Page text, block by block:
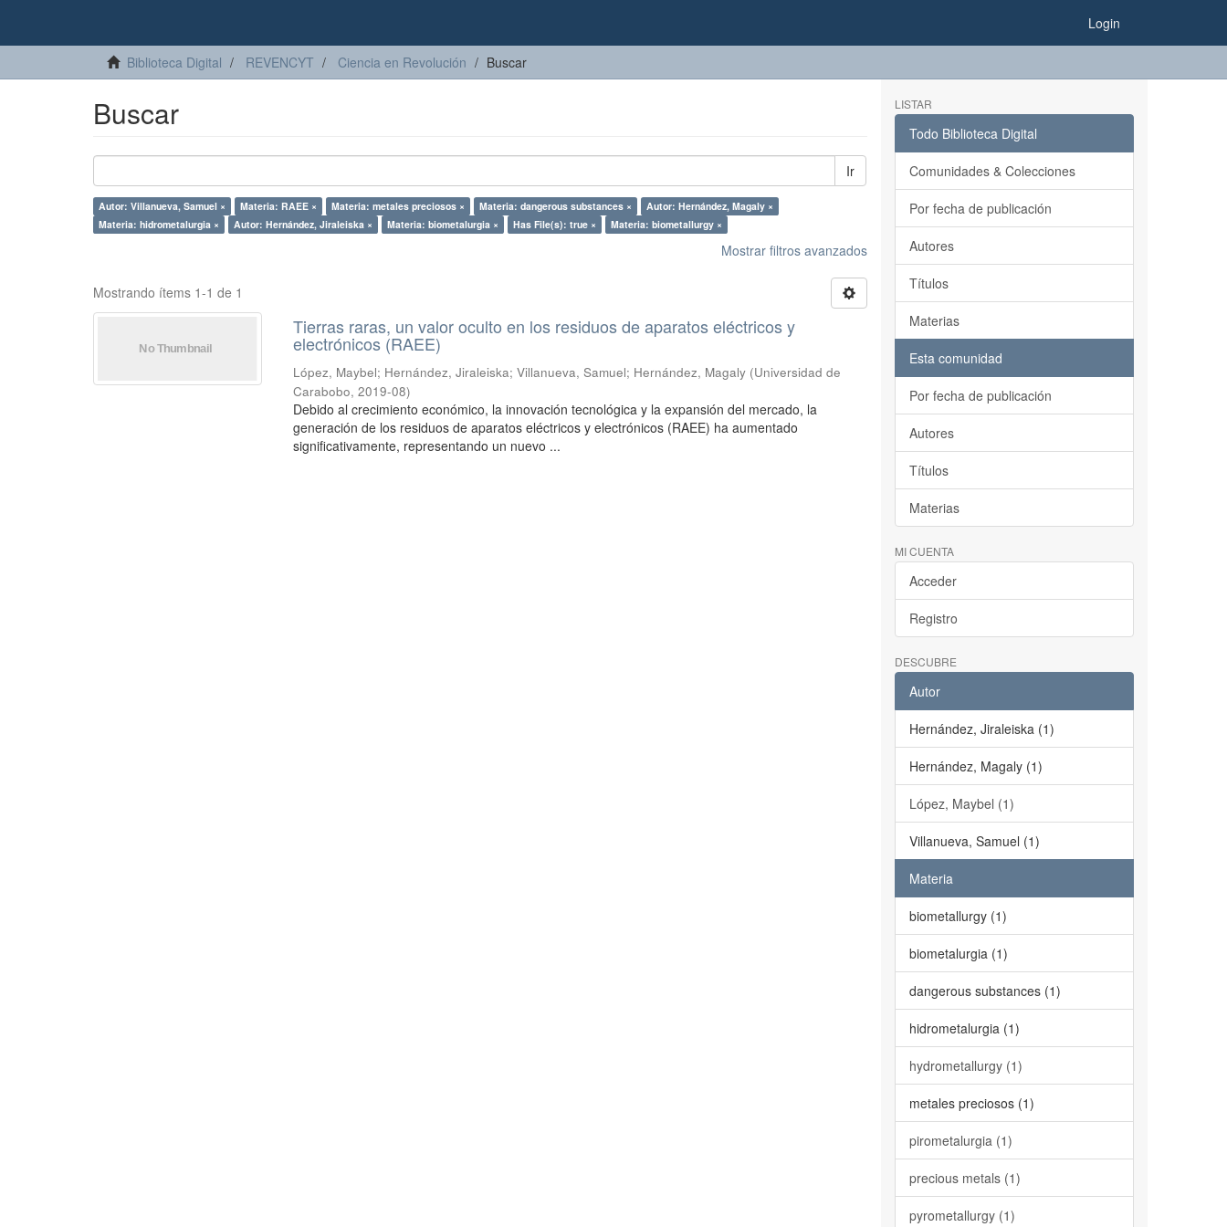
Login
Biblioteca Digital REVENCYT Ciencia en Revolución Buscar
Buscar
Ir
Autor: Villanueva, Samuel × Materia: RAEE × Materia: metales preciosos × Materia: dangerous substances ×
Autor: Hernández, Magaly ×
Materia: hidrometalurgia ×
Autor: Hernández, Jiraleiska × Materia: biometalurgia × Has File(s): true × Materia: biometallurgy ×
Mostrar filtros avanzados
Mostrando ítems 1-1 de 1
Tierras raras, un valor oculto en los residuos de aparatos eléctricos y
electrónicos (RAEE)
López, Maybel; Hernández, Jiraleiska;Villanueva, Samuel; Hernández, Magaly (Universidad de
Carabobo,2019-08)
Debido al crecimiento económico, la innovación tecnológica y la expansión del mercado, la
generación de los residuos de aparatos eléctricos y electrónicos (RAEE) ha aumentado
significativamente, representando un nuevo ...
LISTAR
Todo Biblioteca Digital
Comunidades & Colecciones
Por fecha de publicación
Autores
Títulos
Materias
Esta comunidad
Por fecha de publicación
Autores
Títulos
Materias
MI CUENTA
Acceder
Registro
DESCUBRE
Autor
Hernández, Jiraleiska (1)
Hernández, Magaly (1)
López, Maybel (1)
Villanueva, Samuel (1)
Materia
biometallurgy (1)
biometalurgia (1)
dangerous substances (1)
hidrometalurgia (1)
hydrometallurgy (1)
metales preciosos (1)
pirometalurgia (1)
precious metals (1)
pyrometallurgy (1)